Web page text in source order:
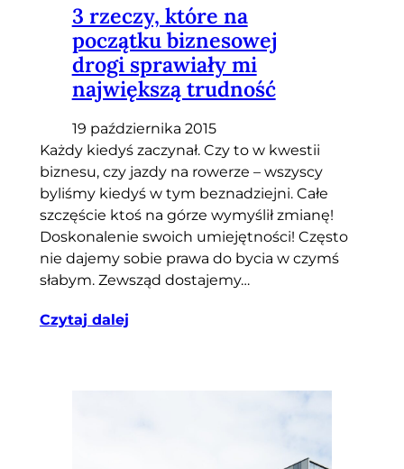
3 rzeczy, które na
początku biznesowej
drogi sprawiały mi
największą trudność
19 października 2015
Każdy kiedyś zaczynał. Czy to w kwestii
biznesu, czy jazdy na rowerze – wszyscy
byliśmy kiedyś w tym beznadziejni. Całe
szczęście ktoś na górze wymyślił zmianę!
Doskonalenie swoich umiejętności! Często
nie dajemy sobie prawa do bycia w czymś
słabym. Zewsząd dostajemy…
Czytaj dalej